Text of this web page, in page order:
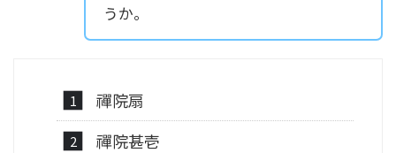
うか。
禪院扇
禪院甚壱